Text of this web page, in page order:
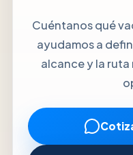
Cuéntanos qué
ayudamos a
alcance y la